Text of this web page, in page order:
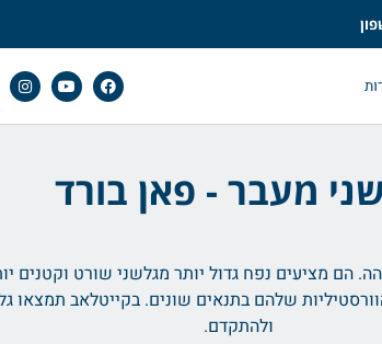
מעבר - פאן בורד
הם מציעים נפח גדול יותר מגלשני שורט וקטנים
שלהם בתנאים שונים. בקייטלאב תמצאו
ולהתקדם.